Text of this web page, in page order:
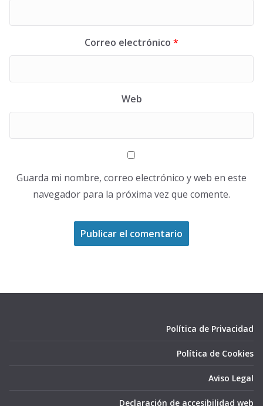
Correo electrónico *
Web
Guarda mi nombre, correo electrónico y web en este
navegador para la próxima vez que comente.
Política de Privacidad
Política de Cookies
Aviso Legal
Declaración de accesibilidad web